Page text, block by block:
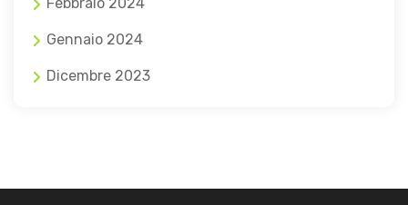
Febbraio 2024
Gennaio 2024
Dicembre 2023